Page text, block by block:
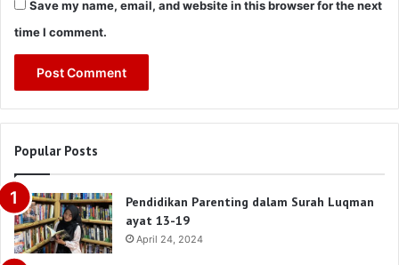
Save my name, email, and website in this browser for the next
time I comment.
Popular Posts
Pendidikan Parenting dalam Surah Luqman
ayat 13-19
April 24, 2024